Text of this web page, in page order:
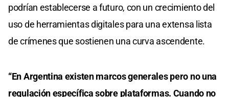
podrían establecerse a futuro, con un crecimiento del
uso de herramientas digitales para una extensa lista
de crímenes que sostienen una curva ascendente.
“En Argentina existen marcos generales pero no una
regulación específica sobre plataformas. Cuando no